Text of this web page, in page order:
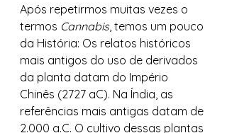
Após repetirmos muitas vezes o
termos Cannabis, temos um pouco
da História: Os relatos históricos
mais antigos do uso de derivados
da planta datam do Império
Chinês (2727 aC). Na Índia, as
referências mais antigas datam de
2.000 a.C. O cultivo dessas plantas